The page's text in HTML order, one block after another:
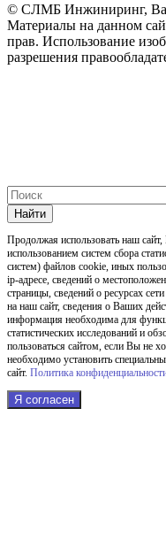
© СЛМБ Инжиниринг,
Материалы на данном
прав. Использование
разрешения
Найти
Продолжая использовать наш cайт,
использованием систем сбора
систем) файлов cookie, иных
ip-адресе, сведений о
страницы, сведений о ресурсах
на наш сайт, сведения о Ваших
информация необходима для
статистических исследований и
пользоваться сайтом, если Вы не
необходимо установить
сайт. Политика
Я согласен